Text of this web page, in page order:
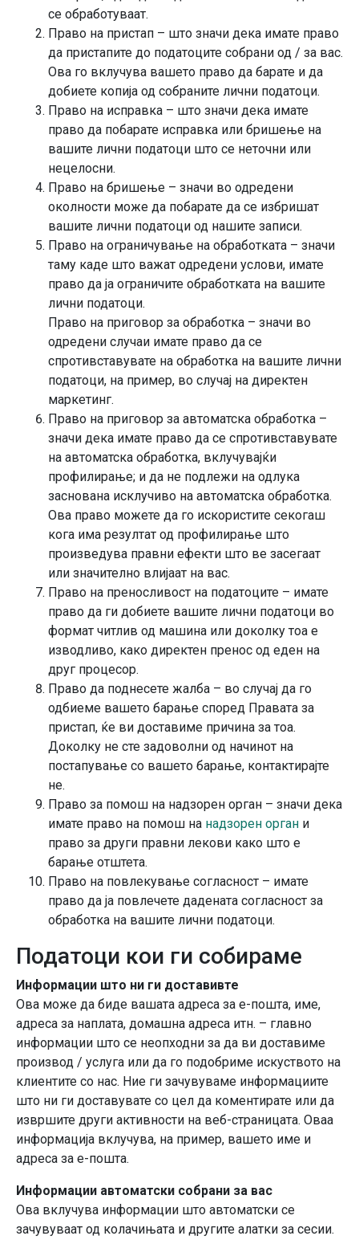
се обработуваат.
Право на пристап – што значи дека имате право
да пристапите до податоците собрани од / за вас.
Ова го вклучува вашето право да барате и да
добиете копија од собраните лични податоци.
Право на исправка – што значи дека имате
право да побарате исправка или бришење на
вашите лични податоци што се неточни или
нецелосни.
Право на бришење – значи во одредени
околности може да побарате да се избришат
вашите лични податоци од нашите записи.
Право на ограничување на обработката – значи
таму каде што важат одредени услови, имате
право да ја ограничите обработката на вашите
лични податоци.
Право на приговор за обработка – значи во
одредени случаи имате право да се
спротивставувате на обработка на вашите лични
податоци, на пример, во случај на директен
маркетинг.
Право на приговор за автоматска обработка –
значи дека имате право да се спротивставувате
на автоматска обработка, вклучувајќи
профилирање; и да не подлежи на одлука
заснована исклучиво на автоматска обработка.
Ова право можете да го искористите секогаш
кога има резултат од профилирање што
произведува правни ефекти што ве засегаат
или значително влијаат на вас.
Право на преносливост на податоците – имате
право да ги добиете вашите лични податоци во
формат читлив од машина или доколку тоа е
изводливо, како директен пренос од еден на
друг процесор.
Право да поднесете жалба – во случај да го
одбиеме вашето барање според Правата за
пристап, ќе ви доставиме причина за тоа.
Доколку не сте задоволни од начинот на
постапување со вашето барање, контактирајте
не.
Право за помош на надзорен орган – значи дека
имате право на помош на надзорен орган и
право за други правни лекови како што е
барање отштета.
Право на повлекување согласност – имате
право да ја повлечете дадената согласност за
обработка на вашите лични податоци.
Податоци кои ги собираме
Информации што ни ги доставивте
Ова може да биде вашата адреса за е-пошта, име,
адреса за наплата, домашна адреса итн. – главно
информации што се неопходни за да ви доставиме
производ / услуга или да го подобриме искуството на
клиентите со нас. Ние ги зачувуваме информациите
што ни ги доставувате со цел да коментирате или да
извршите други активности на веб-страницата. Оваа
информација вклучува, на пример, вашето име и
адреса за е-пошта.
Информации автоматски собрани за вас
Ова вклучува информации што автоматски се
зачувуваат од колачињата и другите алатки за сесии.